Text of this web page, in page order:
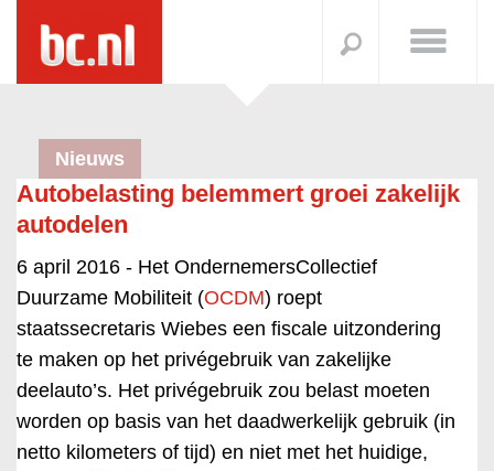
Nieuws
Autobelasting belemmert groei zakelijk
autodelen
6 april 2016 - Het OndernemersCollectief
Duurzame Mobiliteit (OCDM) roept
staatssecretaris Wiebes een fiscale uitzondering
te maken op het privégebruik van zakelijke
deelauto’s. Het privégebruik zou belast moeten
worden op basis van het daadwerkelijk gebruik (in
netto kilometers of tijd) en niet met het huidige,